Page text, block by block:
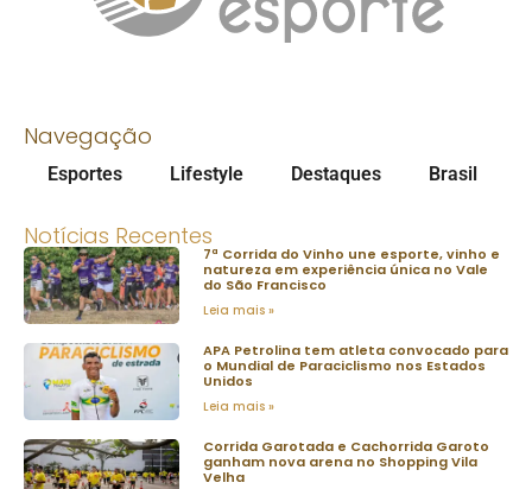
Navegação
Esportes Lifestyle Destaques Brasil
Notícias Recentes
7ª Corrida do Vinho une esporte, vinho e
natureza em experiência única no Vale
do São Francisco
Leia mais »
APA Petrolina tem atleta convocado para
o Mundial de Paraciclismo nos Estados
Unidos
Leia mais »
Corrida Garotada e Cachorrida Garoto
ganham nova arena no Shopping Vila
Velha